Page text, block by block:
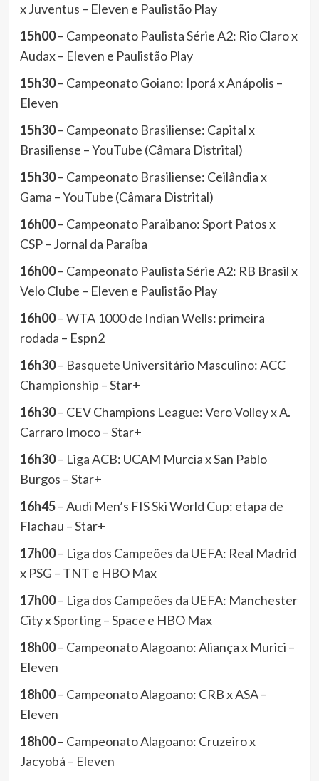
x Juventus – Eleven e Paulistão Play
15h00– Campeonato Paulista Série A2: Rio Claro x
Audax – Eleven e Paulistão Play
15h30– Campeonato Goiano: Iporá x Anápolis –
Eleven
15h30– Campeonato Brasiliense: Capital x
Brasiliense – YouTube (Câmara Distrital)
15h30– Campeonato Brasiliense: Ceilândia x
Gama – YouTube (Câmara Distrital)
16h00– Campeonato Paraibano: Sport Patos x
CSP – Jornal da Paraíba
16h00– Campeonato Paulista Série A2: RB Brasil x
Velo Clube – Eleven e Paulistão Play
16h00– WTA 1000 de Indian Wells: primeira
rodada – Espn2
16h30– Basquete Universitário Masculino: ACC
Championship – Star+
16h30– CEV Champions League: Vero Volley x A.
Carraro Imoco – Star+
16h30– Liga ACB: UCAM Murcia x San Pablo
Burgos – Star+
16h45– Audi Men’s FIS Ski World Cup: etapa de
Flachau – Star+
17h00– Liga dos Campeões da UEFA: Real Madrid
x PSG – TNT e HBO Max
17h00– Liga dos Campeões da UEFA: Manchester
City x Sporting – Space e HBO Max
18h00– Campeonato Alagoano: Aliança x Murici –
Eleven
18h00– Campeonato Alagoano: CRB x ASA –
Eleven
18h00– Campeonato Alagoano: Cruzeiro x
Jacyobá – Eleven